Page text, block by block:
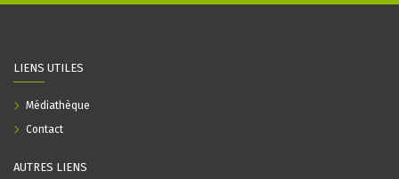
LIENS UTILES
Médiathèque
Contact
AUTRES LIENS